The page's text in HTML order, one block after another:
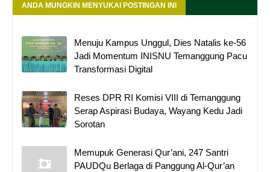
ANDA MUNGKIN MENYUKAI POSTINGAN INI
Menuju Kampus Unggul, Dies Natalis ke-56
Jadi Momentum INISNU Temanggung Pacu
Transformasi Digital
Reses DPR RI Komisi VIII di Temanggung
Serap Aspirasi Budaya, Wayang Kedu Jadi
Sorotan
Memupuk Generasi Qur’ani, 247 Santri
PAUDQu Berlaga di Panggung Al-Qur’an